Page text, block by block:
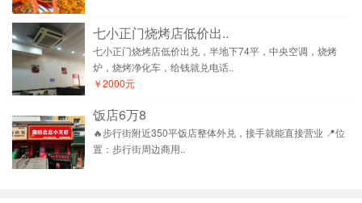
七小正门烧烤店低价出..
七小正门烧烤店低价出兑，半地下74平，中央空调，烧烤
炉，烧烤净化车，给钱就兑电话..
￥2000元
饭店6万8
🔥步行街附近350平饭店整体外兑，接手就能直接营业 📍位
置：步行街周边商用..